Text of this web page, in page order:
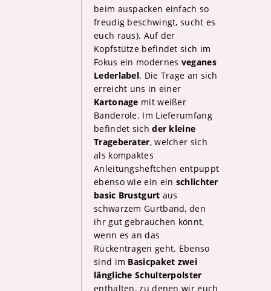
beim auspacken einfach so
freudig beschwingt, sucht es
euch raus). Auf der
Kopfstütze befindet sich im
Fokus ein modernes veganes
Lederlabel. Die Trage an sich
erreicht uns in einer
Kartonage mit weißer
Banderole. Im Lieferumfang
befindet sichder kleine
Trageberater, welcher sich
als kompaktes
Anleitungsheftchen entpuppt
ebenso wie ein ein schlichter
basic Brustgurt aus
schwarzem Gurtband, den
ihr gut gebrauchen könnt,
wenn es an das
Rückentragen geht. Ebenso
sind im Basicpaket zwei
längliche Schulterpolster
enthalten, zu denen wir euch